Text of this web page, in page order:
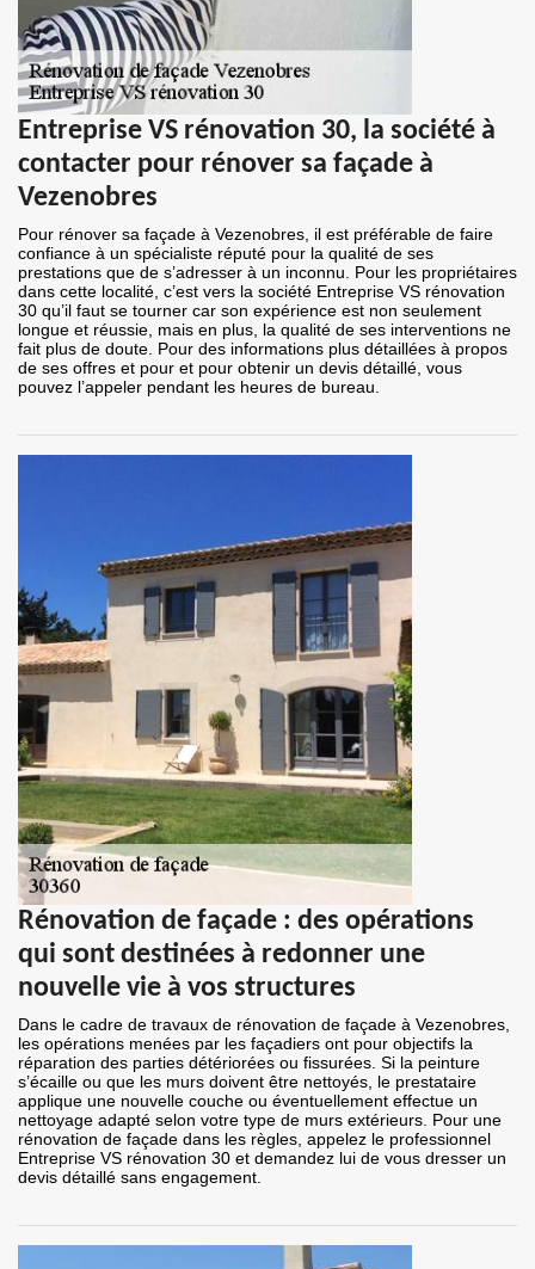
Entreprise VS rénovation 30, la société à
contacter pour rénover sa façade à
Vezenobres
Pour rénover sa façade à Vezenobres, il est préférable de faire
confiance à un spécialiste réputé pour la qualité de ses
prestations que de s’adresser à un inconnu. Pour les propriétaires
dans cette localité, c’est vers la société Entreprise VS rénovation
30 qu’il faut se tourner car son expérience est non seulement
longue et réussie, mais en plus, la qualité de ses interventions ne
fait plus de doute. Pour des informations plus détaillées à propos
de ses offres et pour et pour obtenir un devis détaillé, vous
pouvez l’appeler pendant les heures de bureau.
Rénovation de façade : des opérations
qui sont destinées à redonner une
nouvelle vie à vos structures
Dans le cadre de travaux de rénovation de façade à Vezenobres,
les opérations menées par les façadiers ont pour objectifs la
réparation des parties détériorées ou fissurées. Si la peinture
s’écaille ou que les murs doivent être nettoyés, le prestataire
applique une nouvelle couche ou éventuellement effectue un
nettoyage adapté selon votre type de murs extérieurs. Pour une
rénovation de façade dans les règles, appelez le professionnel
Entreprise VS rénovation 30 et demandez lui de vous dresser un
devis détaillé sans engagement.